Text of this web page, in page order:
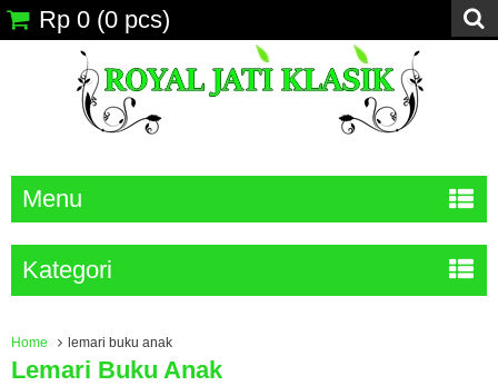
Rp 0 (0 pcs)
Menu
Kategori
Home lemari buku anak
Lemari Buku Anak